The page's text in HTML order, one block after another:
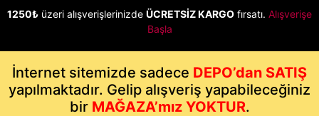
1250₺ üzeri alışverişlerinizde ÜCRETSİZ KARGO fırsatı. Alışverişe
Başla
İnternet sitemizde sadece DEPO’dan SATIŞ
yapılmaktadır. Gelip alışveriş yapabileceğiniz
bir MAĞAZA’mız YOKTUR.